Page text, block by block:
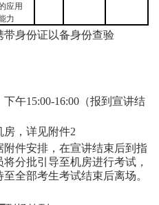
应用
力
身份证以备身份查验
下午15:00-16:00（报到宣讲结
房，详见附件2
件安排，在宣讲结束后到指
分批引导至机房进行考试，
全部考生考试结束后离场。